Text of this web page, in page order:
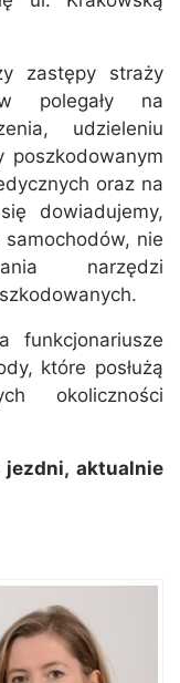
zastępy straży
polegały na
udzieleniu
poszkodowanym
oraz na
dowiadujemy,
nie
narzędzi
funkcjonariusze
które posłużą
okoliczności
jezdni, aktualnie